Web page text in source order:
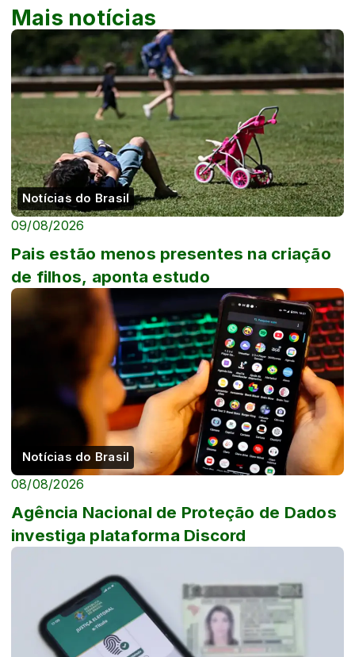
Mais notícias
Notícias do Brasil
09/08/2026
Pais estão menos presentes na criação
de filhos, aponta estudo
Notícias do Brasil
08/08/2026
Agência Nacional de Proteção de Dados
investiga plataforma Discord